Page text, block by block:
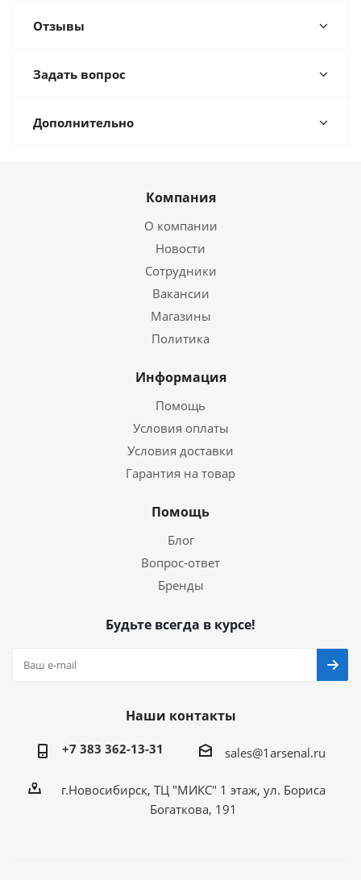
Отзывы
Задать вопрос
Дополнительно
Компания
О компании
Новости
Сотрудники
Вакансии
Магазины
Политика
Информация
Помощь
Условия оплаты
Условия доставки
Гарантия на товар
Помощь
Блог
Вопрос-ответ
Бренды
Будьте всегда в курсе!
Наши контакты
+7 383 362-13-31 sales@1arsenal.ru
г.Новосибирск, ТЦ "МИКС" 1 этаж, ул. Бориса
Богаткова, 191